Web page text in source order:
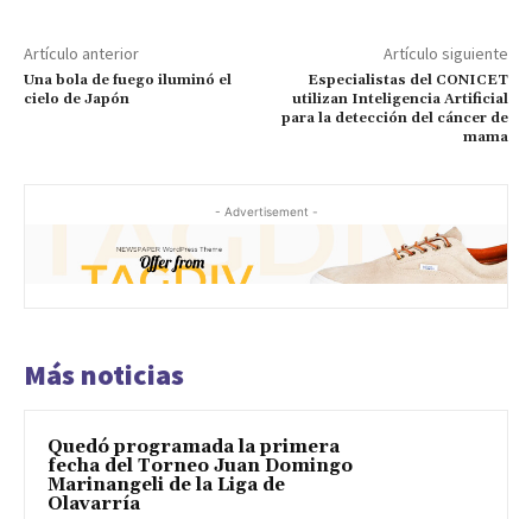
Artículo anterior
Una bola de fuego iluminó el
cielo de Japón
Artículo siguiente
Especialistas del CONICET
utilizan Inteligencia Artificial
para la detección del cáncer de
mama
- Advertisement -
Más noticias
Quedó programada la primera
fecha del Torneo Juan Domingo
Marinangeli de la Liga de
Olavarría